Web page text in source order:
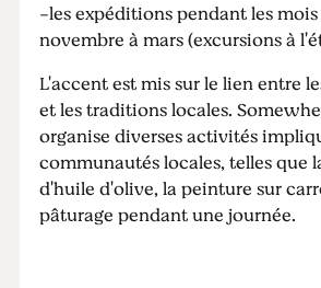
-les expéditions pendant les
novembre à mars (excursions à
L'accent est mis sur le lien entre
et les traditions locales.
organise diverses activités
communautés locales, telles que
d'huile d'olive, la peinture sur
pâturage pendant une journée.